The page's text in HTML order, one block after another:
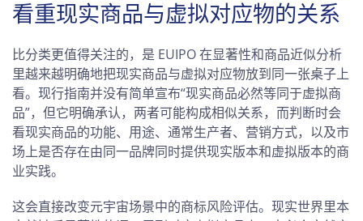
看重现实商品与虚拟对应物的关系
比分类更值得关注的，是 EUIPO 在显著性和商品近似分析
里越来越明确地把现实商品与虚拟对应物放到同一张桌子上
看。现行指南并没有简单宣布“现实商品必然等同于虚拟商
品”，但它明确承认，两者可能构成相似关系，而判断时会
看现实商品的功能、用途、通常生产者、营销方式，以及市
场上是否存在由同一品牌同时提供现实版本和虚拟版本的商
业实践。
这会直接改变元宇宙场景中的商标风险评估。现实世界里本